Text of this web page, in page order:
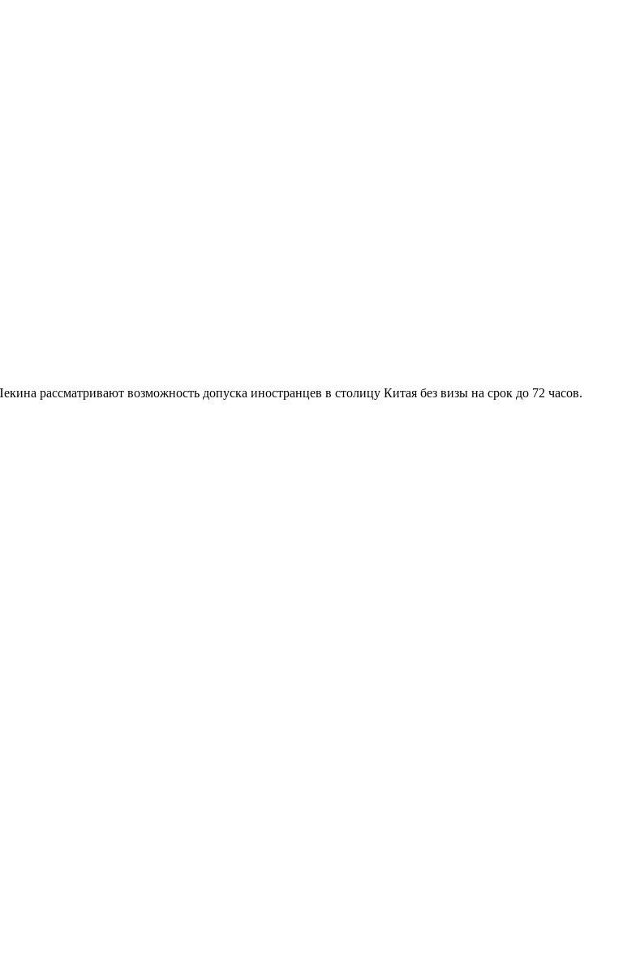
рассматривают возможность допуска иностранцев в столицу Китая без визы на срок до 72 часов.